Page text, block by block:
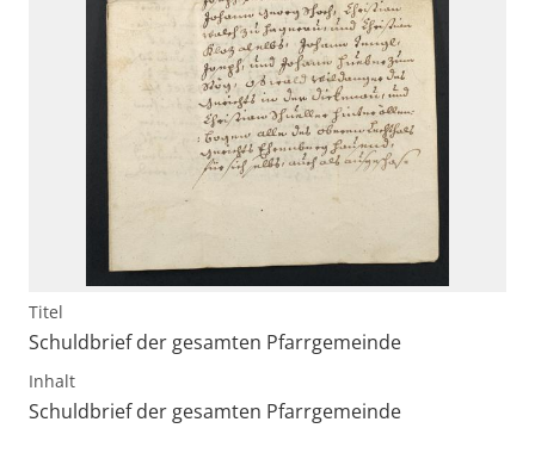
Titel
Schuldbrief der gesamten Pfarrgemeinde
Inhalt
Schuldbrief der gesamten Pfarrgemeinde